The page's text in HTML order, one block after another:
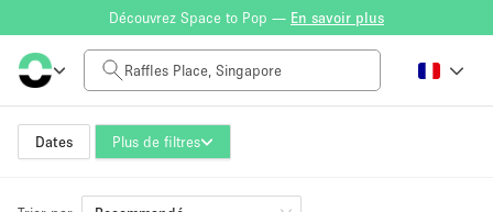
Découvrez Space to Pop — En savoir plus
Dates Plus de filtres
Tarif à la journée
SGD0